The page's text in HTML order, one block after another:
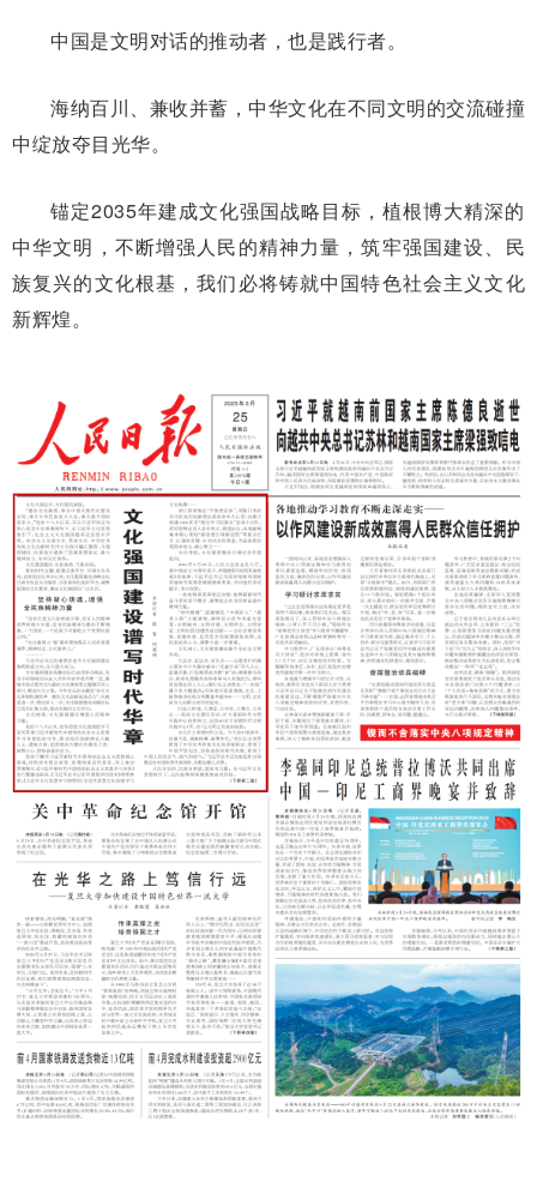
中国是文明对话的推动者，也是践行者。
海纳百川、兼收并蓄，中华文化在不同文明的交流碰撞
中绽放夺目光华。
锚定2035年建成文化强国战略目标，植根博大精深的
中华文明，不断增强人民的精神力量，筑牢强国建设、民
族复兴的文化根基，我们必将铸就中国特色社会主义文化
新辉煌。